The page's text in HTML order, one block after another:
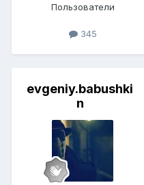
Пользователи
345
evgeniy.babushki
n